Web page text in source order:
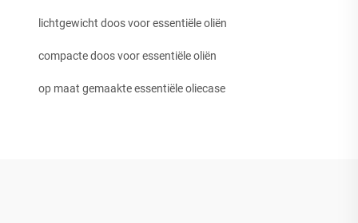
lichtgewicht doos voor essentiële oliën
compacte doos voor essentiële oliën
op maat gemaakte essentiële oliecase